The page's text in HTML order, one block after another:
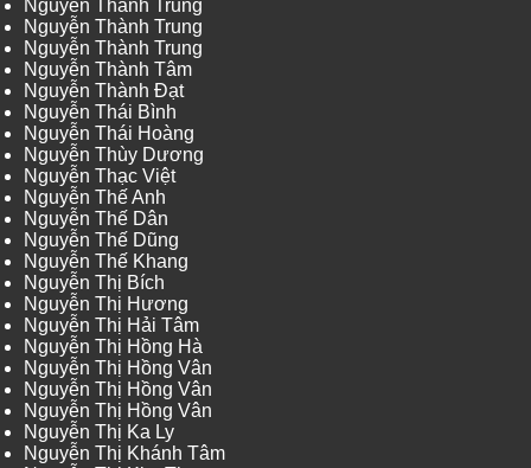
Nguyễn Thành Trung
Nguyễn Thành Trung
Nguyễn Thành Trung
Nguyễn Thành Tâm
Nguyễn Thành Đạt
Nguyễn Thái Bình
Nguyễn Thái Hoàng
Nguyễn Thùy Dương
Nguyễn Thạc Việt
Nguyễn Thế Anh
Nguyễn Thế Dân
Nguyễn Thế Dũng
Nguyễn Thế Khang
Nguyễn Thị Bích
Nguyễn Thị Hương
Nguyễn Thị Hải Tâm
Nguyễn Thị Hồng Hà
Nguyễn Thị Hồng Vân
Nguyễn Thị Hồng Vân
Nguyễn Thị Hồng Vân
Nguyễn Thị Ka Ly
Nguyễn Thị Khánh Tâm